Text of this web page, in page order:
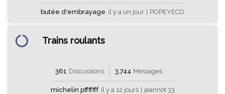
il y a un jour | POPEYECD
butée d'embrayage
Trains roulants
361 Discussions 3,744 Messages
il y a 12 jours | jeannot 33
michelin pfffffff